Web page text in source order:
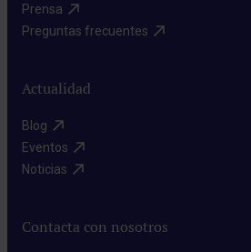
Prensa​
Preguntas frecuentes​
Actualidad
Blog​
Eventos​
Noticias​
Contacta con nosotros